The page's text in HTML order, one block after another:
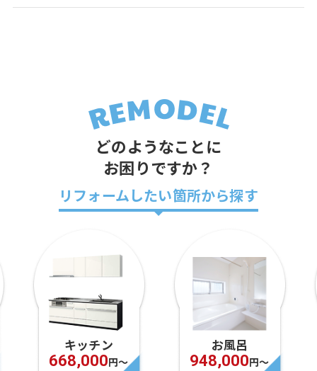
どのようなことに
お困りですか？
リフォームしたい箇所から探す
キッチン
668,000円〜
お風呂
948,000円〜